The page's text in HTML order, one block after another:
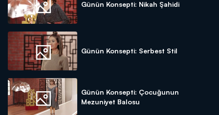
Günün Konsepti: Nikah Şahidi
Günün Konsepti: Serbest Stil
Günün Konsepti: Çocuğunun
Mezuniyet Balosu